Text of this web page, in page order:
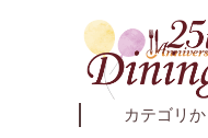
カテゴリ